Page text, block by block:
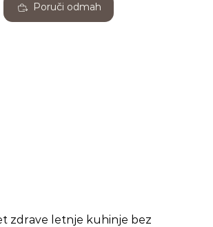
Poruči odmah
zdrave letnje kuhinje bez